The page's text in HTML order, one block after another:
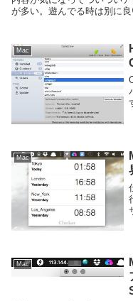
が多い。遊んでる時は別に
Mac
Mac
Mac